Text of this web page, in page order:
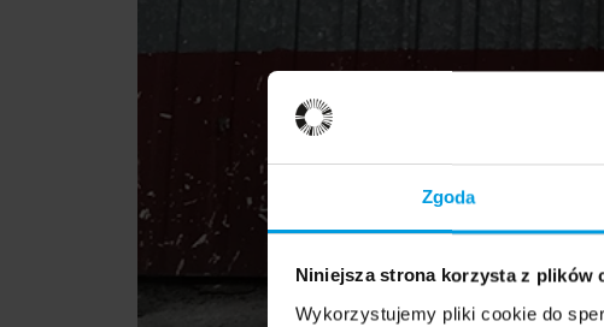
Zgoda
Niniejsza strona korzysta z plików
Wykorzystujemy pliki cookie do